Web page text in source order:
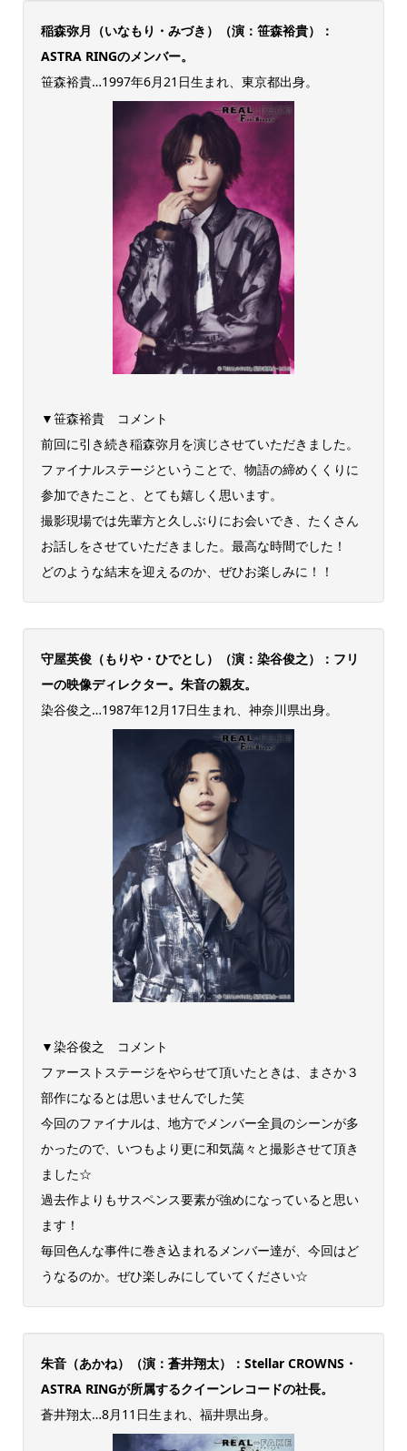
稲森弥月（いなもり・みづき）（演：笹森裕貴）：
ASTRA RINGのメンバー。
笹森裕貴…1997年6月21日生まれ、東京都出身。
▼笹森裕貴 コメント
前回に引き続き稲森弥月を演じさせていただきました。
ファイナルステージということで、物語の締めくくりに
参加できたこと、とても嬉しく思います。
撮影現場では先輩方と久しぶりにお会いでき、たくさん
お話しをさせていただきました。最高な時間でした！
どのような結末を迎えるのか、ぜひお楽しみに！！
守屋英俊（もりや・ひでとし）（演：染谷俊之）：フリ
ーの映像ディレクター。朱音の親友。
染谷俊之…1987年12月17日生まれ、神奈川県出身。
▼染谷俊之 コメント
ファーストステージをやらせて頂いたときは、まさか３
部作になるとは思いませんでした笑
今回のファイナルは、地方でメンバー全員のシーンが多
かったので、いつもより更に和気藹々と撮影させて頂き
ました☆
過去作よりもサスペンス要素が強めになっていると思い
ます！
毎回色んな事件に巻き込まれるメンバー達が、今回はど
うなるのか。ぜひ楽しみにしていてください☆
朱音（あかね）（演：蒼井翔太）：Stellar CROWNS・
ASTRA RINGが所属するクイーンレコードの社長。
蒼井翔太…8月11日生まれ、福井県出身。